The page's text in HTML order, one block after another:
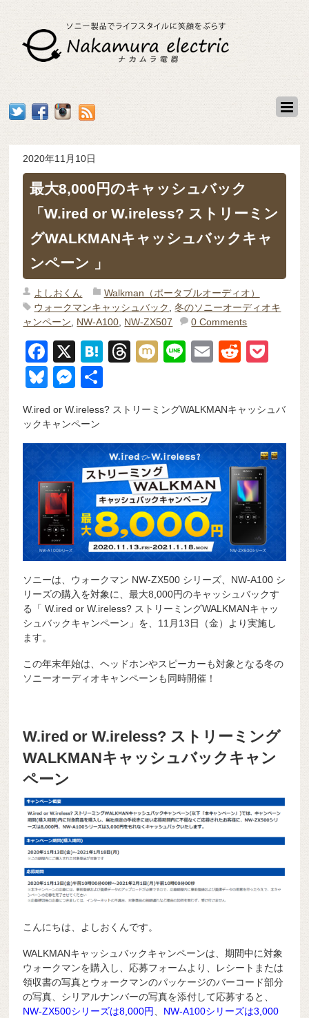
2020年11月10日
最大8,000円のキャッシュバック
「W.ired or W.ireless? ストリーミン
グWALKMANキャッシュバックキャ
ンペーン 」
よしおくん
Walkman（ポータブルオーディオ）
ウォークマンキャッシュバック
,冬のソニーオーディオキ
ャンペーン
NW-A100 NW-ZX507 0 Comments
F
a
c
e
b
o
k
X
H
n
a
T
a
d
s
M
Li
E
R
di
t
et
Bl
e
sk
y
M
ss
e
n
g
er
W.ired or W.ireless? ストリーミングWALKMANキャッシュバ
ックキャンペーン
ソニーは、ウォークマン NW-ZX500 シリーズ、NW-A100 シ
リーズの購入を対象に、最大8,000円のキャッシュバックす
る「 W.ired or W.ireless? ストリーミングWALKMANキャッ
シュバックキャンペーン」を、11月13日（金）より実施し
ます。
この年末年始は、ヘッドホンやスピーカーも対象となる冬の
ソニーオーディオキャンペーンも同時開催！
W.ired or W.ireless? ストリーミング
WALKMANキャッシュバックキャン
ペーン
こんにちは、よしおくんです。
WALKMANキャッシュバックキャンペーンは、期間中に対象
ウォークマンを購入し、応募フォームより、レシートまたは
領収書の写真とウォークマンのパッケージのバーコード部分
の写真、シリアルナンバーの写真を添付して応募すると、
NW-ZX500シリーズは8,000円
NW-A100シリーズは3,000